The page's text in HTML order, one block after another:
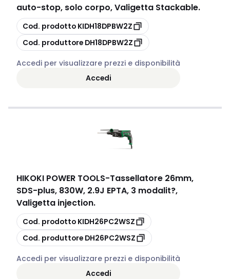
auto-stop, solo corpo, Valigetta Stackable.
copia
Cod. prodotto KIDH18DPBW2Z
copia
Cod. produttore DH18DPBW2Z
Accedi per visualizzare prezzi e disponibilità
Accedi
HIKOKI POWER TOOLS-Tassellatore 26mm,
SDS-plus, 830W, 2.9J EPTA, 3 modalit?,
Valigetta injection.
copia
Cod. prodotto KIDH26PC2WSZ
copia
Cod. produttore DH26PC2WSZ
Accedi per visualizzare prezzi e disponibilità
Accedi